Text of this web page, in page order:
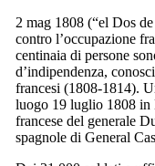
2 mag 1808 (“el Dos
contro l’occupazione
centinaia di persone
d’indipendenza,
francesi (1808-1814).
luogo 19 luglio 1808 in
francese del generale
spagnole di General